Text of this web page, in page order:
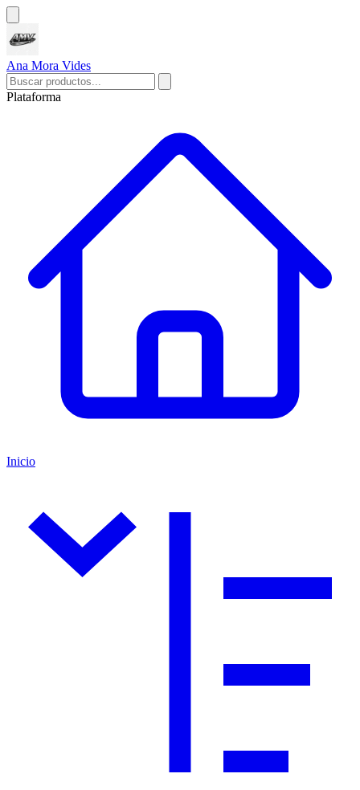
Ana Mora Vides
Plataforma
Inicio